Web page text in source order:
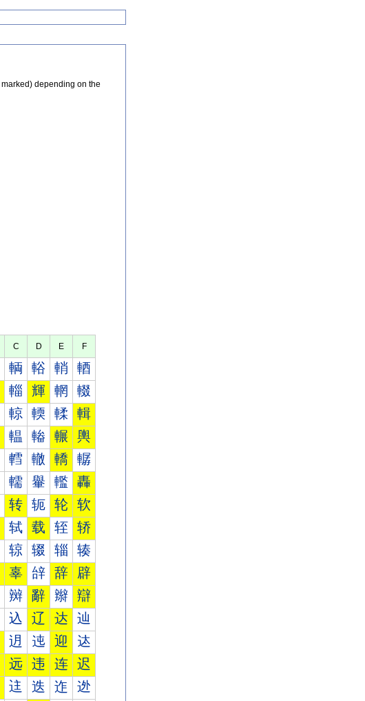
depending on the
C D E F
輌 輍 輎 輏
輜 輝 輞 輟
輬 輭 輮 輯
輼 輽 輾 輿
轌 轍 轎 轏
轜 轝 轞 轟
转 轭 轮 软
轼 载 轾 轿
辌 辍 辎 辏
辜 辝 辞 辟
辬 辭 辮 辯
込 辽 达 辿
迌 迍 迎 迏
远 违 连 迟
迬 迭 迮 迯